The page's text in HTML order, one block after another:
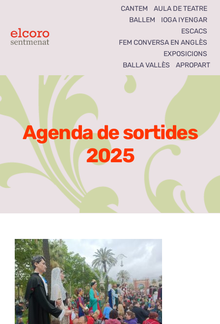
content
Toggle
Notícies
Seccions
El Coro som tots
Activitats
Exposicions
El Cafè del Coro
Teatre del Coro
CANTEM
AULA DE TEATRE
BALLEM
IOGA IYENGAR
ESCACS
FEM CONVERSA EN ANGLÈS
EXPOSICIONS
BALLA VALLÈS
APROPART
Agenda de sortides
2025